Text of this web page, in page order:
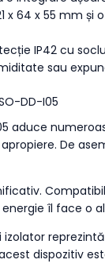
x 64 x 55 mm
IP42 cu
sau
DD-I05
aduce
De
îl face o
izolator
dispozitiv